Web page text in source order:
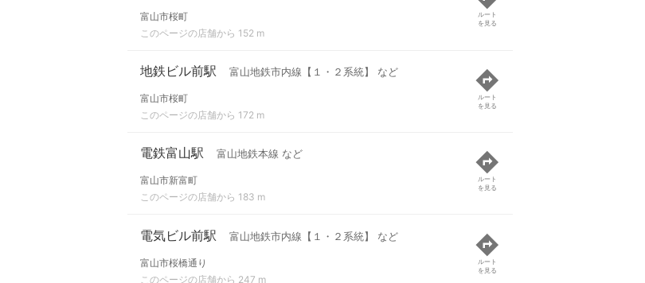
富山市桜町
このページの店舗から 152 m
ルート
を見る
地鉄ビル前駅 富山地鉄市内線【１・２系統】 など
富山市桜町
このページの店舗から 172 m
ルート
を見る
電鉄富山駅 富山地鉄本線 など
富山市新富町
このページの店舗から 183 m
ルート
を見る
電気ビル前駅 富山地鉄市内線【１・２系統】 など
富山市桜橋通り
このページの店舗から 247 m
ルート
を見る